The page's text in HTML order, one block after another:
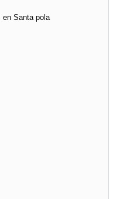
en Santa pola